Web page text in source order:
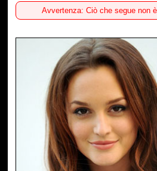
Avvertenza: Ciò che segue non